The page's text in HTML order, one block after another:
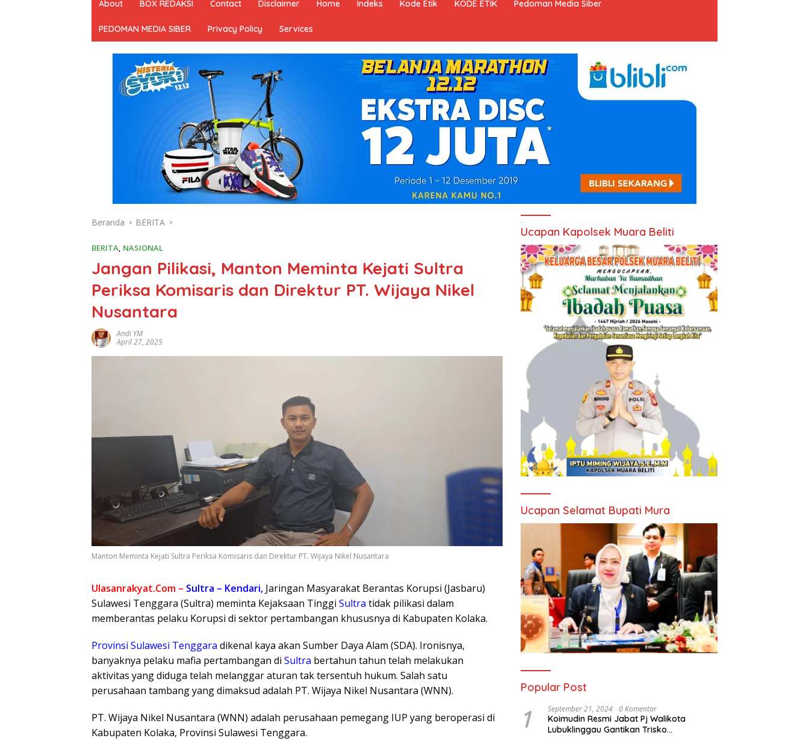
About BOX REDAKSI Contact Disclaimer Home Indeks Kode Etik KODE ETIK Pedoman Media Siber
PEDOMAN MEDIA SIBER Privacy Policy Services
Beranda BERITA
BERITA, NASIONAL
Jangan Pilikasi, Manton Meminta Kejati Sultra
Periksa Komisaris dan Direktur PT. Wijaya Nikel
Nusantara
Andi YM
April 27, 2025
Manton Meminta Kejati Sultra Periksa Komisaris dan Direktur PT. Wijaya Nikel Nusantara
Ulasanrakyat.Com – Sultra – Kendari, Jaringan Masyarakat Berantas Korupsi (Jasbaru)
Sulawesi Tenggara (Sultra) meminta Kejaksaan Tinggi Sultra tidak pilikasi dalam
memberantas pelaku Korupsi di sektor pertambangan khususnya di Kabupaten Kolaka.
Provinsi Sulawesi Tenggara dikenal kaya akan Sumber Daya Alam (SDA). Ironisnya,
banyaknya pelaku mafia pertambangan di Sultra bertahun tahun telah melakukan
aktivitas yang diduga telah melanggar aturan tak tersentuh hukum. Salah satu
perusahaan tambang yang dimaksud adalah PT. Wijaya Nikel Nusantara (WNN).
PT. Wijaya Nikel Nusantara (WNN) adalah perusahaan pemegang IUP yang beroperasi di
Kabupaten Kolaka, Provinsi Sulawesi Tenggara.
Ucapan Kapolsek Muara Beliti
Ucapan Selamat Bupati Mura
Popular Post
1 September 21, 2024 0 Komentar
Koimudin Resmi Jabat Pj Walikota
Lubuklinggau Gantikan Trisko